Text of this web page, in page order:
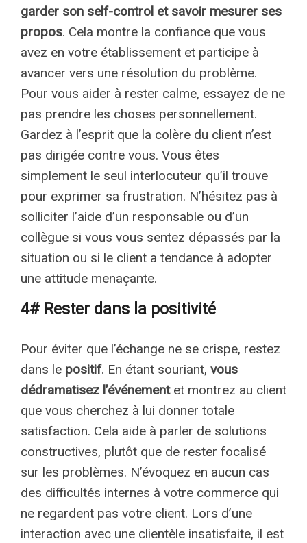
garder son self-control et savoir mesurer ses
propos. Cela montre la confiance que vous
avez en votre établissement et participe à
avancer vers une résolution du problème.
Pour vous aider à rester calme, essayez de ne
pas prendre les choses personnellement.
Gardez à l’esprit que la colère du client n’est
pas dirigée contre vous. Vous êtes
simplement le seul interlocuteur qu’il trouve
pour exprimer sa frustration. N’hésitez pas à
solliciter l’aide d’un responsable ou d’un
collègue si vous vous sentez dépassés par la
situation ou si le client a tendance à adopter
une attitude menaçante.
4# Rester dans la positivité
Pour éviter que l’échange ne se crispe, restez
dans le positif. En étant souriant, vous
dédramatisez l’événementet montrez au client
que vous cherchez à lui donner totale
satisfaction. Cela aide à parler de solutions
constructives, plutôt que de rester focalisé
sur les problèmes. N’évoquez en aucun cas
des difficultés internes à votre commerce qui
ne regardent pas votre client. Lors d’une
interaction avec une clientèle insatisfaite, il est